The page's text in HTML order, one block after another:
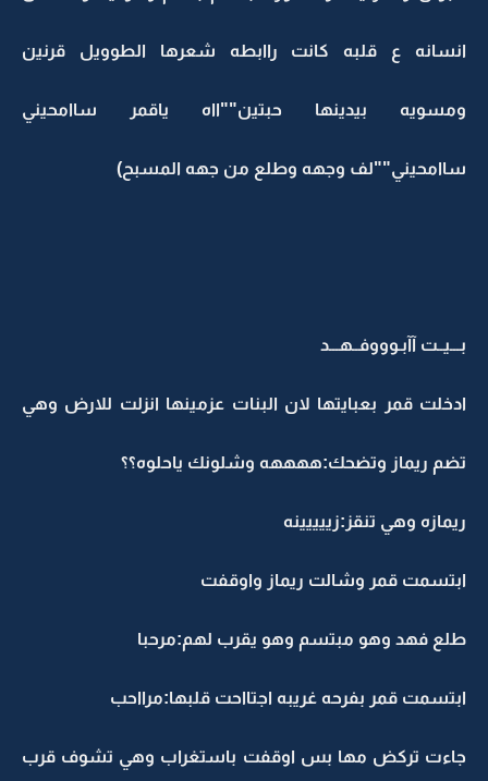
انسانه ع قلبه كانت راابطه شعرها الطوويل قرنين
ومسويه بيدينها حبتين""ااه ياقمر ساامحيني
ساامحيني""لف وجهه وطلع من جهه المسبح)
بـــيــت آآبـوووفــهـــد
ادخلت قمر بعبايتها لان البنات عزمينها انزلت للارض وهي
تضم ريماز وتضحك:ههههه وشلونك ياحلوه؟؟
ريمازه وهي تنقز:زييييينه
ابتسمت قمر وشالت ريماز واوقفت
طلع فهد وهو مبتسم وهو يقرب لهم:مرحبا
ابتسمت قمر بفرحه غريبه اجتااحت قلبها:مرااحب
جاءت تركض مها بس اوقفت باستغراب وهي تشوف قرب